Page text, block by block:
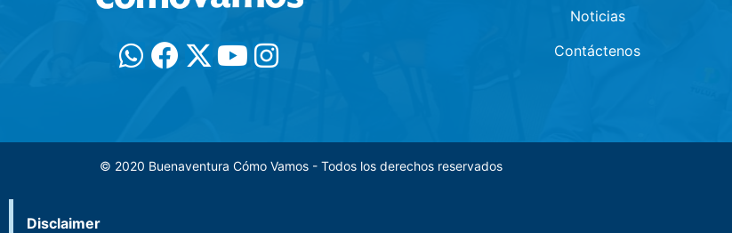
Noticias
Contáctenos
© 2020 Buenaventura Cómo Vamos - Todos los derechos reservados
Disclaimer